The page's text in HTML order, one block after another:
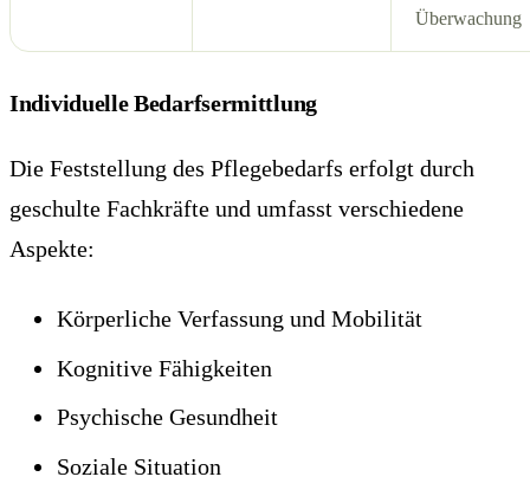
Überwachung
Individuelle Bedarfsermittlung
Die Feststellung des Pflegebedarfs erfolgt durch
geschulte Fachkräfte und umfasst verschiedene
Aspekte:
Körperliche Verfassung und Mobilität
Kognitive Fähigkeiten
Psychische Gesundheit
Soziale Situation